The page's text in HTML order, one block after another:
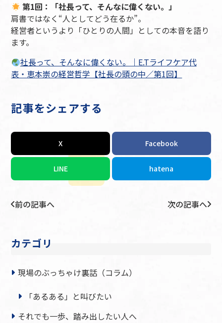
第1回：「社長って、そんなに偉くない。」
肩書ではなく“人としてどう在るか”。
経営者というより「ひとりの人間」としての本音を語り
ます。
社長って、そんなに偉くない。｜E.Tライフケア代
表・恵本崇の経営哲学【社長の頭の中／第1回】
記事をシェアする
X Facebook
LINE hatena
前の記事へ 次の記事へ
カテゴリ
現場のぶっちゃけ裏話（コラム）
「あるある」と叫びたい
それでも一歩、踏み出したい人へ